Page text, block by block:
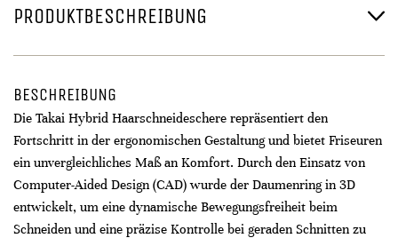
PRODUKTBESCHREIBUNG
BESCHREIBUNG
Die Takai Hybrid Haarschneideschere repräsentiert den
Fortschritt in der ergonomischen Gestaltung und bietet Friseuren
ein unvergleichliches Maß an Komfort. Durch den Einsatz von
Computer-Aided Design (CAD) wurde der Daumenring in 3D
entwickelt, um eine dynamische Bewegungsfreiheit beim
Schneiden und eine präzise Kontrolle bei geraden Schnitten zu